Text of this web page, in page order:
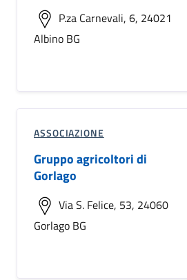
P.za Carnevali, 6, 24021
Albino BG
ASSOCIAZIONE
Gruppo agricoltori di
Gorlago
Via S. Felice, 53, 24060
Gorlago BG